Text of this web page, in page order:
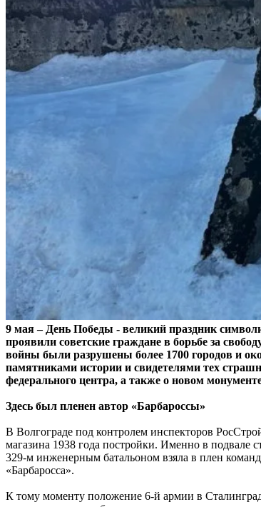
9 мая – День Победы - великий праздник
проявили советские граждане в борьбе за
войны были разрушены более 1700 городов и
памятниками истории и свидетелями тех
федерального центра, а также о новом
Здесь был пленен автор «Барбароссы»
В Волгограде под контролем инспекторов
магазина 1938 года постройки. Именно в подвале
329-м инженерным батальоном взяла в плен
«Барбаросса».
К тому моменту положение 6-й армии в